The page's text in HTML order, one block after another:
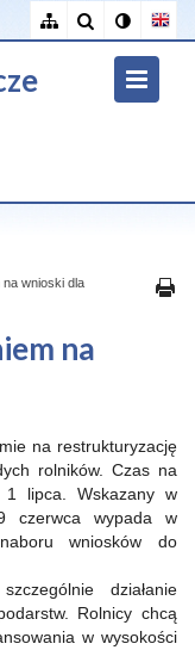
na wnioski dla
na
na restrukturyzację
rolników. Czas na
lipca. Wskazany w
czerwca wypada w
wniosków do
działanie
Rolnicy chcą
w wysokości